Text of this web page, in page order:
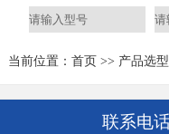
当前位置： 首页 >> 产品选型